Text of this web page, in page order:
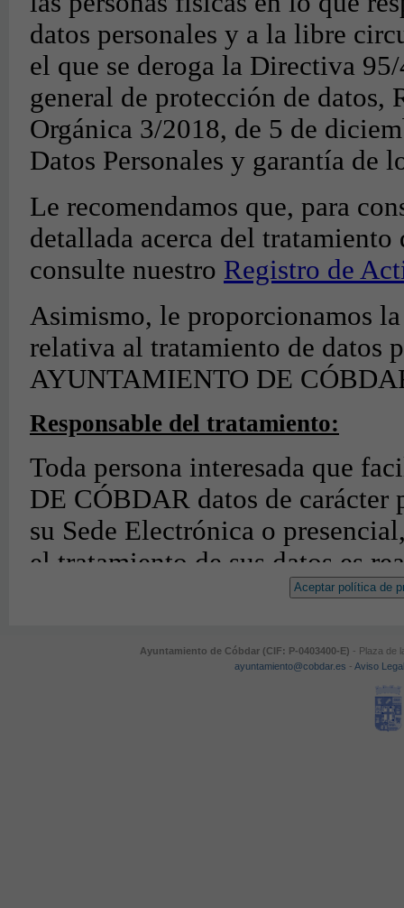
Aceptar política de
Ayuntamiento de Cóbdar (CIF: P-0403400-E) - Plaza de
ayuntamiento@cobdar.es -Aviso